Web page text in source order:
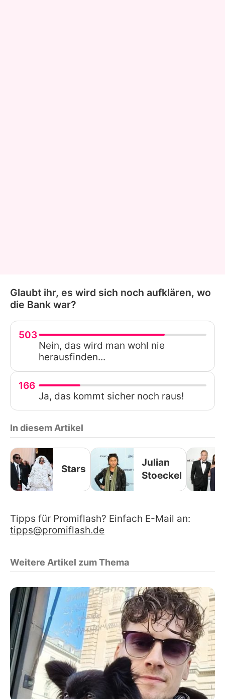
Glaubt ihr, es wird sich noch aufklären, wo
die Bank war?
503
Nein, das wird man wohl nie
herausfinden...
166
Ja, das kommt sicher noch raus!
In diesem Artikel
Stars
Julian
Stoeckel
Tipps für Promiflash? Einfach E-Mail an:
tipps@promiflash.de
Weitere Artikel zum Thema